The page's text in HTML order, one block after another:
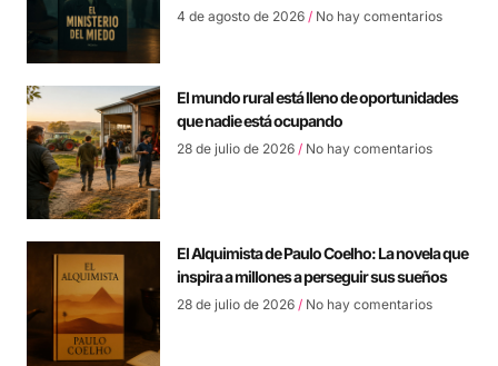
4 de agosto de 2026 No hay comentarios
El mundo rural está lleno de oportunidades
que nadie está ocupando
28 de julio de 2026 No hay comentarios
El Alquimista de Paulo Coelho: La novela que
inspira a millones a perseguir sus sueños
28 de julio de 2026 No hay comentarios